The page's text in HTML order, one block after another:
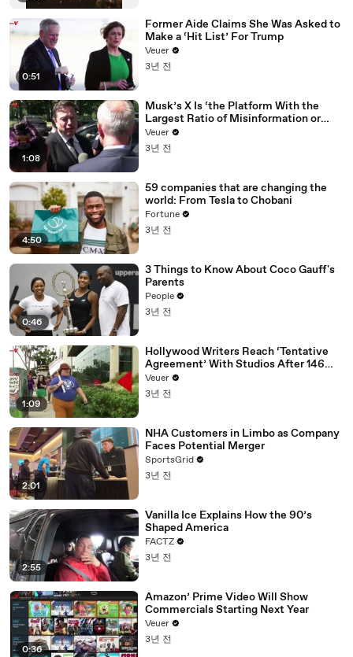
0:51
Former Aide Claims She Was Asked to
Make a ‘Hit List’ For Trump
Veuer
3년 전
1:08
Musk’s X Is ‘the Platform With the
Largest Ratio of Misinformation or
Disinformation’ Amongst All Social
Media Platforms
Veuer
3년 전
4:50
59 companies that are changing the
world: From Tesla to Chobani
Fortune
3년 전
0:46
3 Things to Know About Coco Gauff's
Parents
People
3년 전
1:09
Hollywood Writers Reach ‘Tentative
Agreement’ With Studios After 146
Day Strike
Veuer
3년 전
2:01
NHA Customers in Limbo as Company
Faces Potential Merger
SportsGrid
3년 전
2:55
Vanilla Ice Explains How the 90’s
Shaped America
FACTZ
3년 전
0:36
Amazon’ Prime Video Will Show
Commercials Starting Next Year
Veuer
3년 전